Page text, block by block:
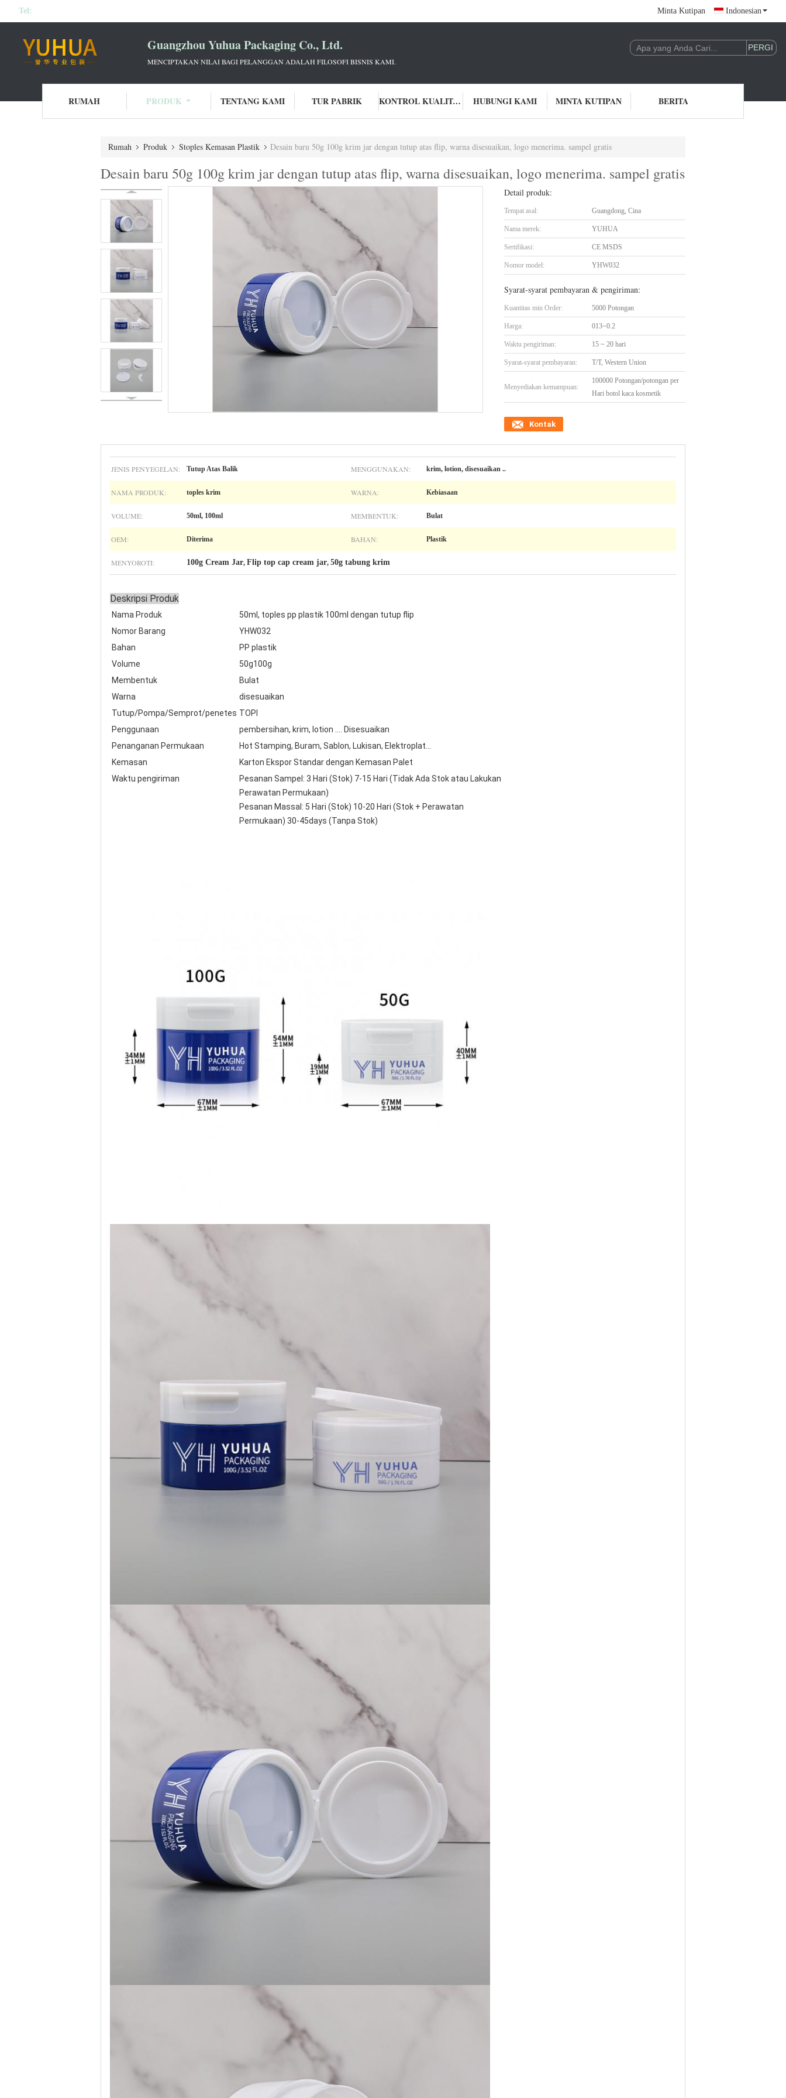
Tel: Minta Kutipan Indonesian
Guangzhou Yuhua Packaging Co., Ltd.
MENCIPTAKAN NILAI BAGI PELANGGAN ADALAH FILOSOFI BISNIS KAMI.
RUMAH PRODUK TENTANG KAMI TUR PABRIK KONTROL KUALITAS HUBUNGI KAMI MINTA KUTIPAN BERITA
Rumah Produk Stoples Kemasan Plastik Desain baru 50g 100g krim jar dengan tutup atas flip, warna disesuaikan, logo menerima. sampel gratis
Desain baru 50g 100g krim jar dengan tutup atas flip, warna disesuaikan, logo menerima. sampel gratis
Detail produk:
Tempat asal: Guangdong, Cina
Nama merek: YUHUA
Sertifikasi: CE MSDS
Nomor model: YHW032
Syarat-syarat pembayaran & pengiriman:
Kuantitas min Order: 5000 Potongan
Harga: 013~0.2
Waktu pengiriman: 15 ~ 20 hari
Syarat-syarat pembayaran: T/T, Western Union
Menyediakan kemampuan:
100000 Potongan/potongan per
Hari botol kaca kosmetik
Kontak
JENIS PENYEGELAN: Tutup Atas Balik MENGGUNAKAN: krim, lotion, disesuaikan ..
NAMA PRODUK: toples krim WARNA: Kebiasaan
VOLUME: 50ml, 100ml MEMBENTUK: Bulat
OEM: Diterima BAHAN: Plastik
MENYOROTI: 100g Cream Jar, Flip top cap cream jar, 50g tabung krim
Deskripsi Produk
Nama Produk
50ml, toples pp plastik 100ml dengan tutup flip
Nomor Barang
YHW032
Bahan
PP plastik
Volume
50g100g
Membentuk
Bulat
Warna
disesuaikan
Tutup/Pompa/Semprot/penetes TOPI
Penggunaan
pembersihan, krim, lotion .... Disesuaikan
Penanganan Permukaan
Hot Stamping, Buram, Sablon, Lukisan, Elektroplat...
Kemasan
Karton Ekspor Standar dengan Kemasan Palet
Waktu pengiriman
Pesanan Sampel: 3 Hari (Stok) 7-15 Hari (Tidak Ada Stok atau Lakukan
Perawatan Permukaan)
Pesanan Massal: 5 Hari (Stok) 10-20 Hari (Stok + Perawatan
Permukaan) 30-45days (Tanpa Stok)